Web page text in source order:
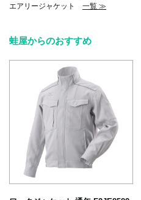
エアリージャケット 一覧 ≫
蛙屋からのおすすめ